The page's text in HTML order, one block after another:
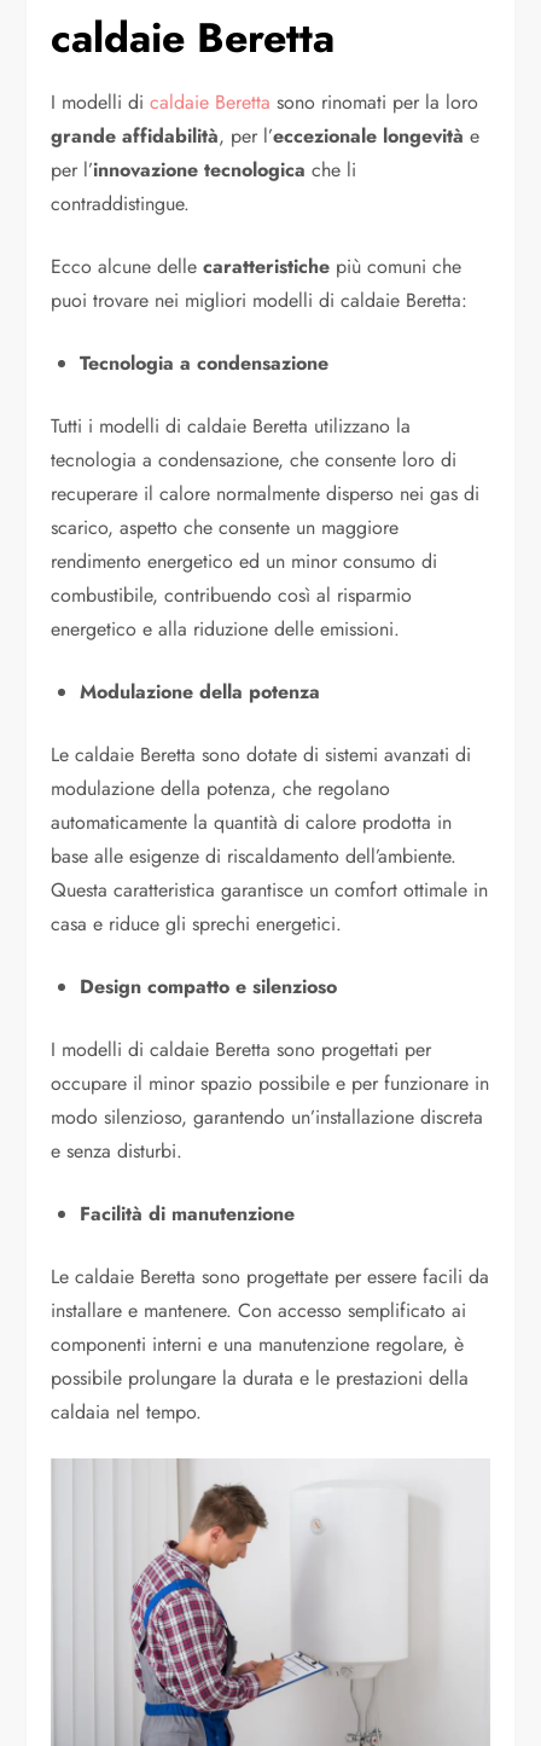
caldaie Beretta
I modelli dicaldaie Beretta sono rinomati per la loro
grande affidabilità, per l’eccezionale longevità e
per l’innovazione tecnologica che li
contraddistingue.
Ecco alcune dellecaratteristiche più comuni che
puoi trovare nei migliori modelli di caldaie Beretta:
Tecnologia a condensazione
Tutti i modelli di caldaie Beretta utilizzano la
tecnologia a condensazione, che consente loro di
recuperare il calore normalmente disperso nei gas di
scarico, aspetto che consente un maggiore
rendimento energetico ed un minor consumo di
combustibile, contribuendo così al risparmio
energetico e alla riduzione delle emissioni.
Modulazione della potenza
Le caldaie Beretta sono dotate di sistemi avanzati di
modulazione della potenza, che regolano
automaticamente la quantità di calore prodotta in
base alle esigenze di riscaldamento dell’ambiente.
Questa caratteristica garantisce un comfort ottimale in
casa e riduce gli sprechi energetici.
Design compatto e silenzioso
I modelli di caldaie Beretta sono progettati per
occupare il minor spazio possibile e per funzionare in
modo silenzioso, garantendo un’installazione discreta
e senza disturbi.
Facilità di manutenzione
Le caldaie Beretta sono progettate per essere facili da
installare e mantenere. Con accesso semplificato ai
componenti interni e una manutenzione regolare, è
possibile prolungare la durata e le prestazioni della
caldaia nel tempo.